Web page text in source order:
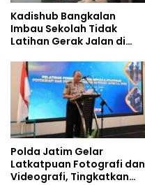
Kadishub Bangkalan
Imbau Sekolah Tidak
Latihan Gerak Jalan di
Polda Jatim Gelar
Latkatpuan Fotografi dan
Videografi, Tingkatkan